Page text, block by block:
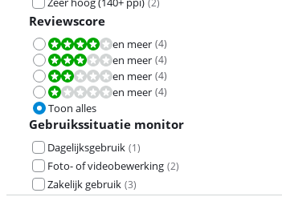
(2)
Reviewscore
Beoordeling is 8,0 van de 10.
en meer (4)
Beoordeling is 6,0 van de 10.
en meer (4)
Beoordeling is 4,0 van de 10.
en meer (4)
Beoordeling is 2,0 van de 10.
en meer (4)
Toon alles
Gebruikssituatie monitor
Dagelijksgebruik (1)
Foto- of videobewerking (2)
Zakelijk gebruik (3)